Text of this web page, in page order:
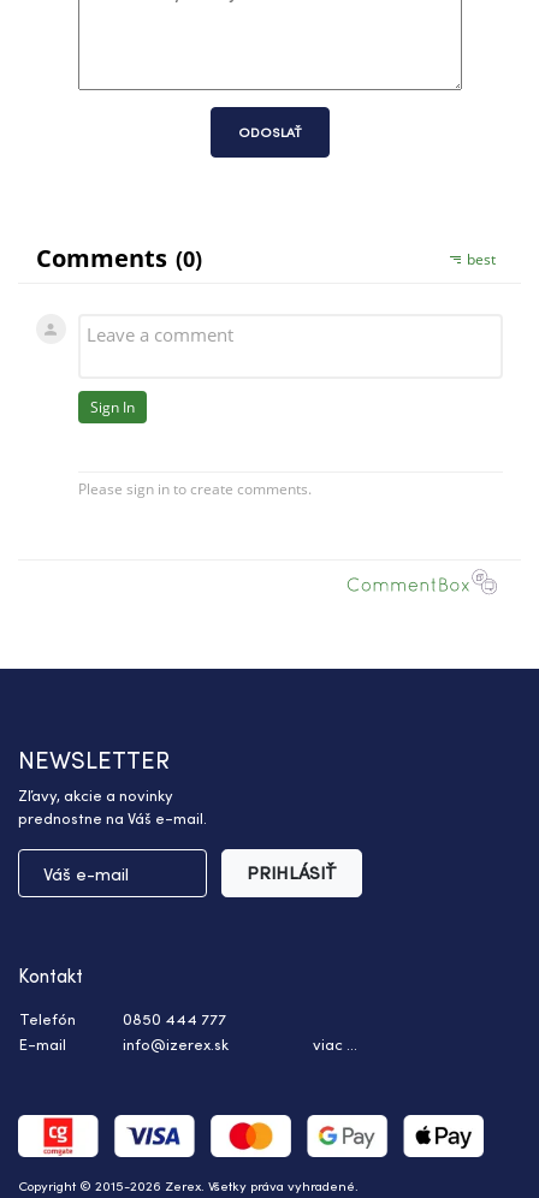
ODOSLAŤ
NEWSLETTER
Zľavy, akcie a novinky
prednostne na Váš e-mail.
PRIHLÁSIŤ
Copyright © 2015-2026 Zerex. Všetky práva vyhradené.
Kontakt
Telefón
0850 444 777
E-mail
info@izerex.sk viac ...